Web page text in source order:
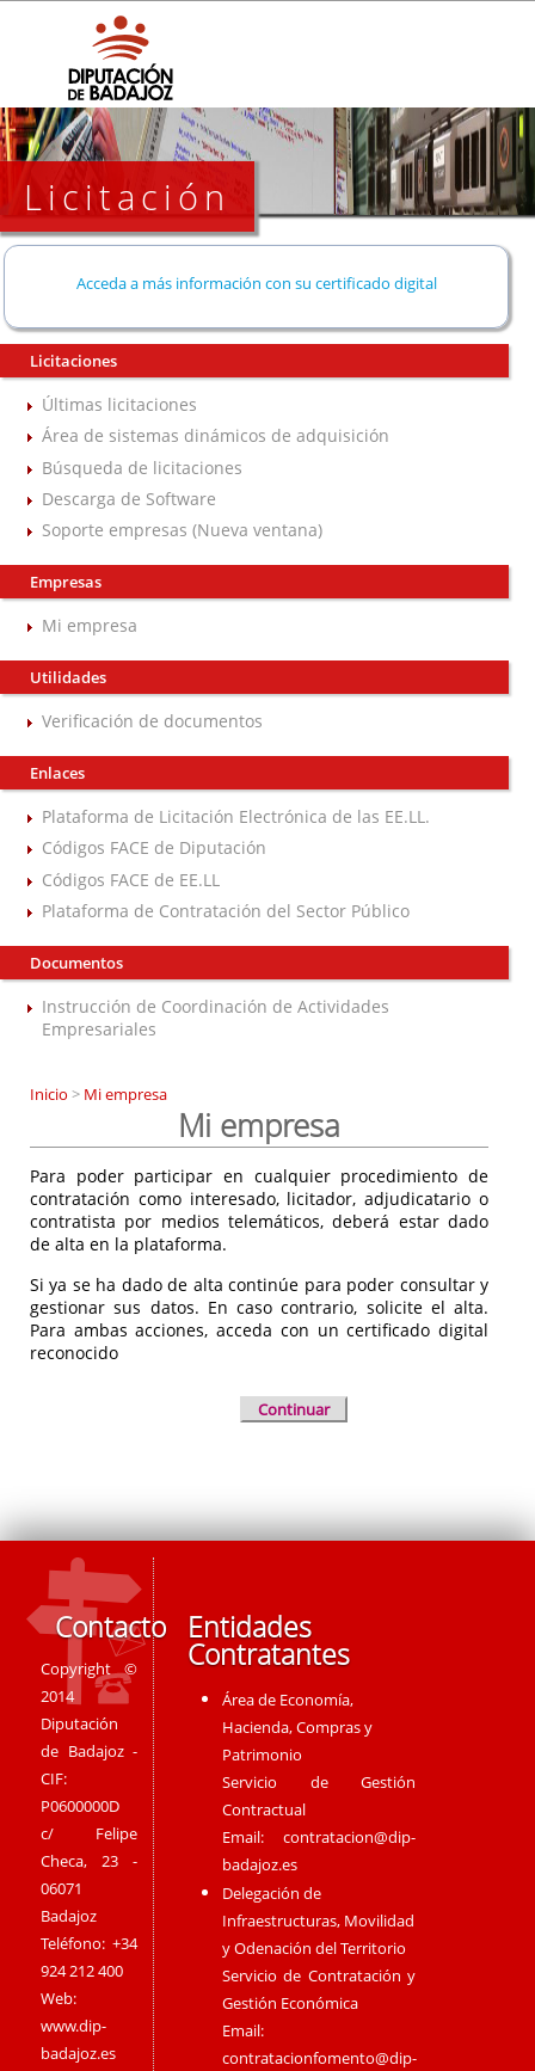
Licitación
Acceda a más información con su certificado digital
Licitaciones
Últimas licitaciones
Área de sistemas dinámicos de adquisición
Búsqueda de licitaciones
Descarga de Software
Soporte empresas (Nueva ventana)
Empresas
Mi empresa
Utilidades
Verificación de documentos
Enlaces
Plataforma de Licitación Electrónica de las EE.LL.
Códigos FACE de Diputación
Códigos FACE de EE.LL
Plataforma de Contratación del Sector Público
Documentos
Instrucción de Coordinación de Actividades
Empresariales
Inicio > Mi empresa
Mi empresa
Para poder participar en cualquier procedimiento de
contratación como interesado, licitador, adjudicatario o
contratista por medios telemáticos, deberá estar dado
de alta en la plataforma.
Si ya se ha dado de alta continúe para poder consultar y
gestionar sus datos. En caso contrario, solicite el alta.
Para ambas acciones, acceda con un certificado digital
reconocido
Continuar
Contacto
Copyright ©
2014
Diputación
de Badajoz -
CIF:
P0600000D
c/ Felipe
Checa, 23 -
06071
Badajoz
Teléfono: +34
924 212 400
Web:
www.dip-
badajoz.es
Entidades
Contratantes
Área de Economía,
Hacienda, Compras y
Patrimonio
Servicio de Gestión
Contractual
Email:contratacion@dip-
badajoz.es
Delegación de
Infraestructuras, Movilidad
y Odenación del Territorio
Servicio de Contratación y
Gestión Económica
Email:
contratacionfomento@dip-